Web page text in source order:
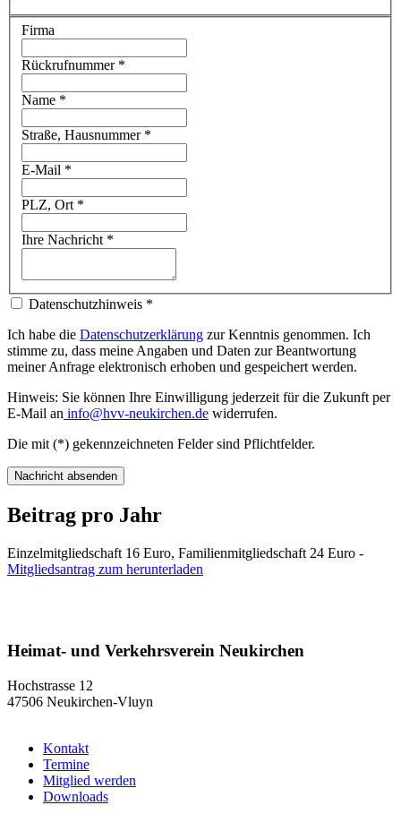
Firma
Rückrufnummer *
Name *
Straße, Hausnummer *
E-Mail *
PLZ, Ort *
Ihre Nachricht *
Datenschutzhinweis *
Ich habe die Datenschutzerklärung zur Kenntnis genommen. Ich
stimme zu, dass meine Angaben und Daten zur Beantwortung
meiner Anfrage elektronisch erhoben und gespeichert werden.
Hinweis: Sie können Ihre Einwilligung jederzeit für die Zukunft per
E-Mail an info@hvv-neukirchen.de widerrufen.
Die mit (*) gekennzeichneten Felder sind Pflichtfelder.
Nachricht absenden
Beitrag pro Jahr
Einzelmitgliedschaft 16 Euro, Familienmitgliedschaft 24 Euro -
Mitgliedsantrag zum herunterladen
Heimat- und Verkehrsverein Neukirchen
Hochstrasse 12
47506 Neukirchen-Vluyn
Kontakt
Termine
Mitglied werden
Downloads